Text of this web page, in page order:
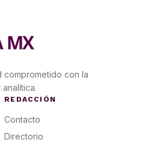
MX
comprometido con la
REDACCIÓN
Contacto
Directorio